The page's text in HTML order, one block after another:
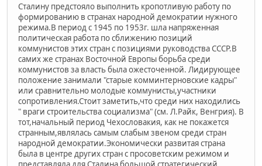
Сталину предстояло выполнить кропотливую работу по
формированию в странах народной демократии нужного
режима.В период с 1945 по 1953г. шла напряженная
политическая работа по сближению позиций
коммунистов этих стран с позициями руководства СССР.В
самих же странах Восточной Европы борьба среди
коммунистов за власть была ожесточенной. Лидирующее
положение занимали "старые комминтерновские кадры"
или сравнительно молодые коммунисты,участники
сопротивления.Стоит заметить,что среди них находились
" враги строительства социализма" (см. Л.Райк, Венгрия). В
тот,начальный период Чехословакия, как не покажется
странным,являлась самым слабым звеном среди стран
народной демократии.Экономически развитая страна
была в центре других стран с просоветским режимом и